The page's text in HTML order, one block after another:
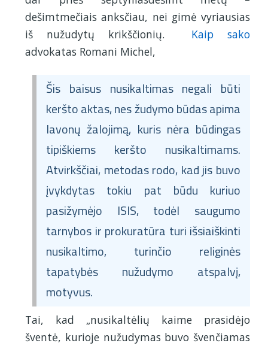
dešimtmečiais anksčiau, nei gimė vyriausias
iš nužudytų krikščionių. Kaip sako
advokatas Romani Michel,
Šis baisus nusikaltimas negali būti
keršto aktas, nes žudymo būdas apima
lavonų žalojimą, kuris nėra būdingas
tipiškiems keršto nusikaltimams.
Atvirkščiai, metodas rodo, kad jis buvo
įvykdytas tokiu pat būdu kuriuo
pasižymėjo ISIS, todėl saugumo
tarnybos ir prokuratūra turi išsiaiškinti
nusikaltimo, turinčio religinės
tapatybės nužudymo atspalvį,
motyvus.
Tai, kad „nusikaltėlių kaime prasidėjo
šventė, kurioje nužudymas buvo švenčiamas